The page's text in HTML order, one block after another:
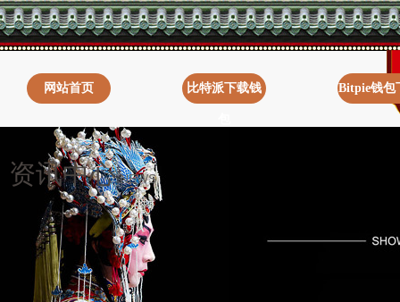
网站首页 比特派下载钱 Bitpie钱包
资讯中心|NEWS